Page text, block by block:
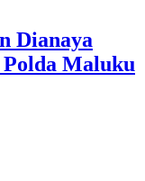
Dianaya
Maluku